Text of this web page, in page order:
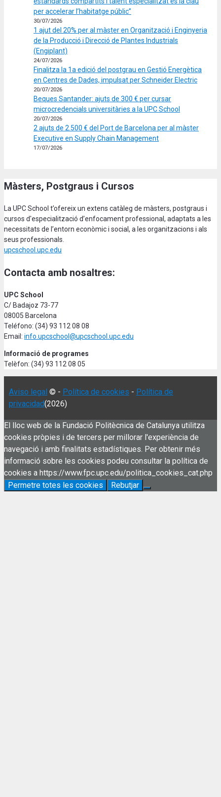
per accelerar l’habitatge públic”
30/07/2026
1 ajut del 20% per al màster en Organització i Enginyeria
de la Producció i Direcció de Plantes Industrials
(Engiplant)
24/07/2026
Finalitza la 1a edició del postgrau en Gestió Energètica
en Centres de Dades, impulsat per Schneider Electric
20/07/2026
Beques Santander: ajuts de 300 € per cursar
microcredencials universitàries a la UPC School
20/07/2026
2 ajuts de 2.500 € del Port de Barcelona per al màster
Executive en Supply Chain Management
17/07/2026
Màsters, Postgraus i Cursos
La UPC School t’ofereix un extens catàleg de màsters, postgraus i
cursos d'especialització d’enfocament professional, adaptats a les
necessitats de l’entorn econòmic i social, a les organitzacions i als
seus professionals.
upcschool.upc.edu
Contacta amb nosaltres:
UPC School
C/ Badajoz 73-77
08005 Barcelona
Teléfono: (34) 93 112 08 08
Email: info.upcschool@upcschool.upc.edu
Informació de programes
Telèfon: (34) 93 112 08 05
Aviso legal © - Política de cookies - Política de
privacidad(2026)
El lloc web de la Fundació Politècnica de Catalunya utilitza
cookies pròpies i de tercers per millorar l'experiència de
navegació i amb finalitats estadístiques. Per obtenir més
informació sobre les cookies podeu consultar la política de
cookies a https://www.fpc.upc.edu/politica_cookies_cat.php
Permetre totes les cookies
Rebutjar